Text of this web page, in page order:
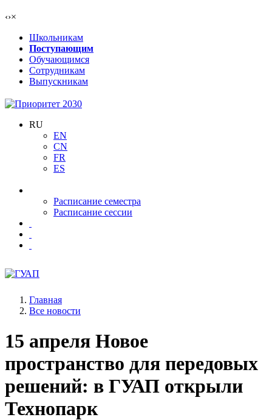
‹›×
Школьникам
Поступающим
Обучающимся
Сотрудникам
Выпускникам
RU
EN
CN
FR
ES
Расписание семестра
Расписание сессии
Главная
Все новости
15 апреля Новое
пространство для передовых
решений: в ГУАП открыли
Технопарк